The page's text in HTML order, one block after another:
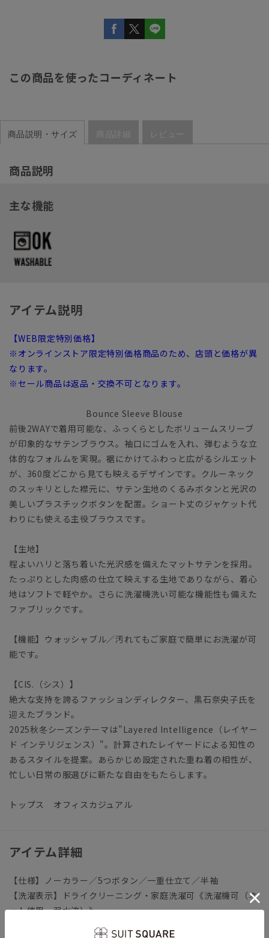
この商品を使ったコーディネート
商品説明・サイズ 商品詳細 レビュー
商品説明
主な機能
アイテム説明
【WEB限定特別価格】
※オンラインストア限定特別価格商品のため、店頭と価格が異
なります。
※セール商品は返品・交換不可となります。
Bounce Sleeve Blouse
前後2WAYで着用可能な、ふっくらとしたボリュームスリーブ
が印象的なサテンブラウス。袖口にゴムを入れ、弾むような立
体的なフォルムを実現。裾にかけてふわっと広がるシルエット
が、360度どこから見ても映えるデザインです。クルーネック
のスッキリとした襟元に、サテン生地のくるみボタンと光沢の
美しいプラスチックボタンを配置。ショート丈のジャケット代
わりにも使える主役ブラウスです。
【生地】
程よいハリと落ち着いた光沢感を備えたマットサテンを採用。
たっぷりとした肉感の仕立て映えする生地でありながら、着心
地はソフトで軽やか。さらに洗濯機洗い可能な機能性も備えた
ファブリックです。
【機能】ウォッシャブル／汚れてもご家庭で簡単にお洗濯が可
能です。
【CIS.（シス）】
絶大な支持を誇るファッションディレクター、黒石奈央子氏を
迎えたブランド。
2025秋冬シーズンテーマは"Layered Intelligence（レイヤー
ド インテリジェンス）"。計算されたレイヤードによる知性の
あるスタイルを提案。あらかじめ設定された重ね着の相性が、
忙しい日常の服選びに新たな自由をもたらします。
トップス オフィスカジュアル
アイテム詳細
【仕様】ノーカラー／5つボタン／一重仕立て／半袖
【洗濯表示】ドライクリーニング・家庭洗濯可《洗濯機可（ネ
ット使用・弱水流）》
ウォッシャブル商品のお取扱いについて